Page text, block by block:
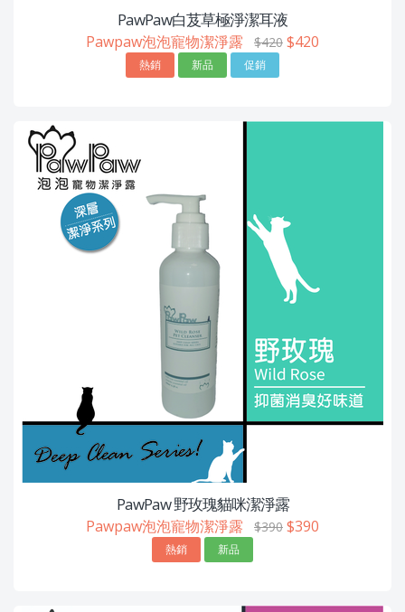
PawPaw白芨草極淨潔耳液
Pawpaw泡泡寵物潔淨露 $420 $420
熱銷 新品 促銷
PawPaw 野玫瑰貓咪潔淨露
Pawpaw泡泡寵物潔淨露 $390 $390
熱銷 新品